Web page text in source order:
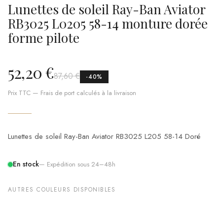
Lunettes de soleil Ray-Ban Aviator
RB3025 L0205 58-14 monture dorée
forme pilote
52,20 €87,60 € -40%
Prix TTC — Frais de port calculés à la livraison
Lunettes de soleil Ray-Ban Aviator RB3025 L205 58-14 Doré
En stock— Expédition sous 24–48h
AUTRES COULEURS DISPONIBLES